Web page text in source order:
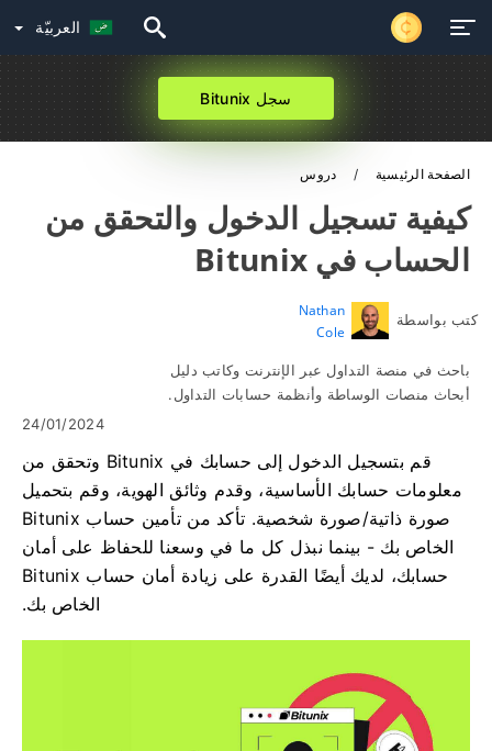
العربيّة
سجل Bitunix
الصفحة الرئيسية دروس
كيفية تسجيل الدخول والتحقق من
الحساب في Bitunix
كتب بواسطة
Nathan
Cole
باحث في منصة التداول عبر الإنترنت وكاتب دليل
أبحاث منصات الوساطة وأنظمة حسابات التداول.
24/01/2024
قم بتسجيل الدخول إلى حسابك في Bitunix وتحقق من
معلومات حسابك الأساسية، وقدم وثائق الهوية، وقم بتحميل
صورة ذاتية/صورة شخصية. تأكد من تأمين حساب Bitunix
الخاص بك - بينما نبذل كل ما في وسعنا للحفاظ على أمان
حسابك، لديك أيضًا القدرة على زيادة أمان حساب Bitunix
الخاص بك.